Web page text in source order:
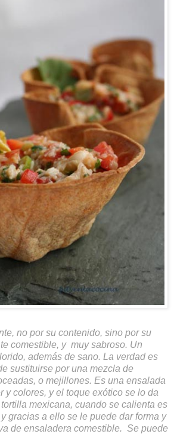
no por su contenido, sino por su
comestible, y muy sabroso. Un
además de sano. La verdad es
sustituirse por una mezcla de
o mejillones. Es una ensalada
y colores, y el toque exótico se lo da
mexicana, cuando se calienta es
gracias a ello se le puede dar forma y
de ensaladera comestible. Se puede